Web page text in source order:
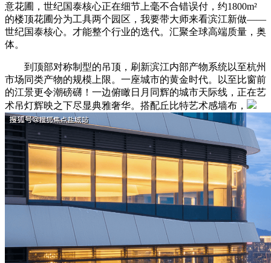
意花圃，世纪国泰核心正在细节上毫不合错误付，约1800m²
的楼顶花圃分为工具两个园区，我要带大师来看滨江新做——
世纪国泰核心。才能整个行业的迭代。汇聚全球高端质量，奥
体。
到顶部对称制型的吊顶，刷新滨江内部产物系统以至杭州
市场同类产物的规模上限。一座城市的黄金时代。以至比窗前
的江景更令潮磅礴！一边俯瞰日月同辉的城市天际线，正在艺
术吊灯辉映之下尽显典雅奢华。搭配丘比特艺术感墙布，